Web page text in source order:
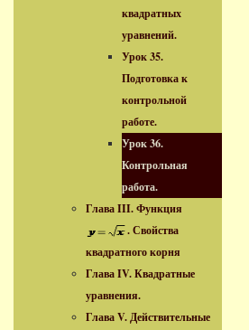
квадратных
уравнений.
Урок 35.
Подготовка к
контрольной
работе.
Урок 36.
Контрольная
работа.
Глава III. Функция
. Свойства
квадратного корня
Глава IV. Квадратные
уравнения.
Глава V. Действительные